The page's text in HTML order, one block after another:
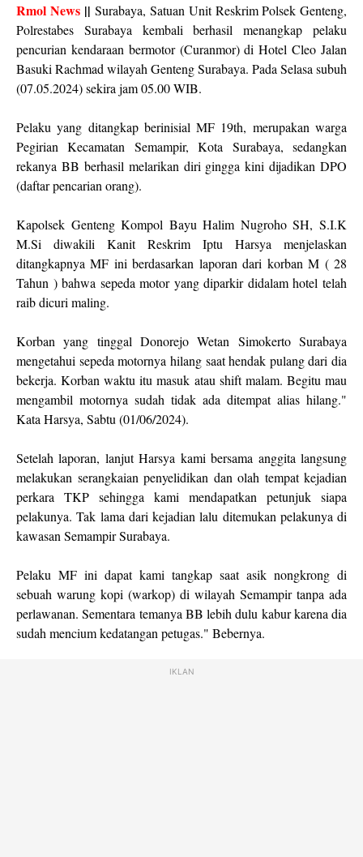
Rmol News||Surabaya, Satuan Unit Reskrim Polsek Genteng,
Polrestabes Surabaya kembali berhasil menangkap pelaku
pencurian kendaraan bermotor (Curanmor) di Hotel Cleo Jalan
Basuki Rachmad wilayah Genteng Surabaya. Pada Selasa subuh
(07.05.2024) sekira jam 05.00 WIB.
Pelaku yang ditangkap berinisial MF 19th, merupakan warga
Pegirian Kecamatan Semampir, Kota Surabaya, sedangkan
rekanya BB berhasil melarikan diri gingga kini dijadikan DPO
(daftar pencarian orang).
Kapolsek Genteng Kompol Bayu Halim Nugroho SH, S.I.K
M.Si diwakili Kanit Reskrim Iptu Harsya menjelaskan
ditangkapnya MF ini berdasarkan laporan dari korban M ( 28
Tahun ) bahwa sepeda motor yang diparkir didalam hotel telah
raib dicuri maling.
Korban yang tinggal Donorejo Wetan Simokerto Surabaya
mengetahui sepeda motornya hilang saat hendak pulang dari dia
bekerja. Korban waktu itu masuk atau shift malam. Begitu mau
mengambil motornya sudah tidak ada ditempat alias hilang."
Kata Harsya, Sabtu (01/06/2024).
Setelah laporan, lanjut Harsya kami bersama anggita langsung
melakukan serangkaian penyelidikan dan olah tempat kejadian
perkara TKP sehingga kami mendapatkan petunjuk siapa
pelakunya. Tak lama dari kejadian lalu ditemukan pelakunya di
kawasan Semampir Surabaya.
Pelaku MF ini dapat kami tangkap saat asik nongkrong di
sebuah warung kopi (warkop) di wilayah Semampir tanpa ada
perlawanan. Sementara temanya BB lebih dulu kabur karena dia
sudah mencium kedatangan petugas." Bebernya.
IKLAN